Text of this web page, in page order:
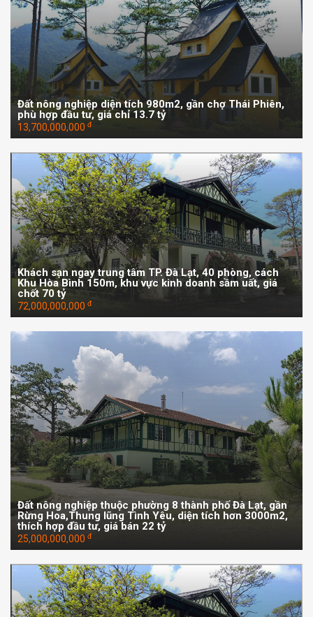
Đất nông nghiệp diện tích 980m2, gần chợ Thái Phiên,
phù hợp đầu tư, giá chỉ 13.7 tỷ
13,700,000,000 đ
Khách sạn ngay trung tâm TP. Đà Lạt, 40 phòng, cách
Khu Hòa Bình 150m, khu vực kinh doanh sầm uất, giá
chốt 70 tỷ
72,000,000,000 đ
Đất nông nghiệp thuộc phường 8 thành phố Đà Lạt, gần
Rừng Hoa,Thung lũng Tình Yêu, diện tích hơn 3000m2,
thích hợp đầu tư, giá bán 22 tỷ
25,000,000,000 đ